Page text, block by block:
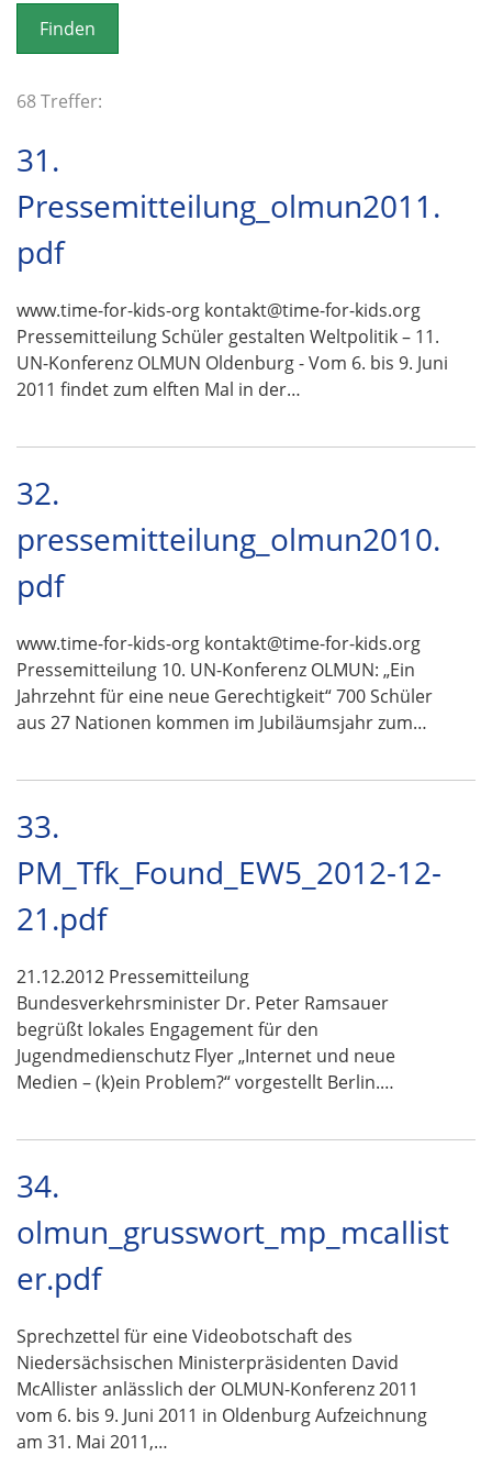
o
n
68 Treffer:
31.
Pressemitteilung_olmun2011.
pdf
www.time-for-kids-org kontakt@time-for-kids.org
Pressemitteilung Schüler gestalten Weltpolitik – 11.
UN-Konferenz OLMUN Oldenburg - Vom 6. bis 9. Juni
2011 findet zum elften Mal in der…
32.
pressemitteilung_olmun2010.
pdf
www.time-for-kids-org kontakt@time-for-kids.org
Pressemitteilung 10. UN-Konferenz OLMUN: „Ein
Jahrzehnt für eine neue Gerechtigkeit“ 700 Schüler
aus 27 Nationen kommen im Jubiläumsjahr zum…
33.
PM_Tfk_Found_EW5_2012-12-
21.pdf
21.12.2012 Pressemitteilung
Bundesverkehrsminister Dr. Peter Ramsauer
begrüßt lokales Engagement für den
Jugendmedienschutz Flyer „Internet und neue
Medien – (k)ein Problem?“ vorgestellt Berlin.…
34.
olmun_grusswort_mp_mcallist
er.pdf
Sprechzettel für eine Videobotschaft des
Niedersächsischen Ministerpräsidenten David
McAllister anlässlich der OLMUN-Konferenz 2011
vom 6. bis 9. Juni 2011 in Oldenburg Aufzeichnung
am 31. Mai 2011,…